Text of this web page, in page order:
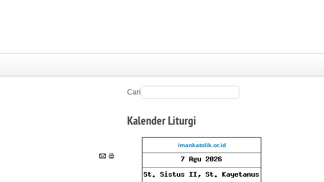
Cari
Kalender Liturgi
imankatolik.or.id